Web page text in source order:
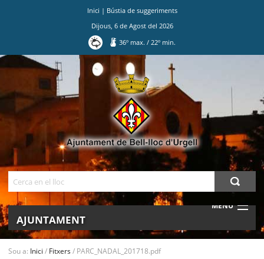
Inici | Bústia de suggeriments
Dijous, 6de Agostdel 2026
36º max./ 22º min.
MENU
AJUNTAMENT
Sou a: Inici / Fitxers/ PARC_NADAL_201718.pdf